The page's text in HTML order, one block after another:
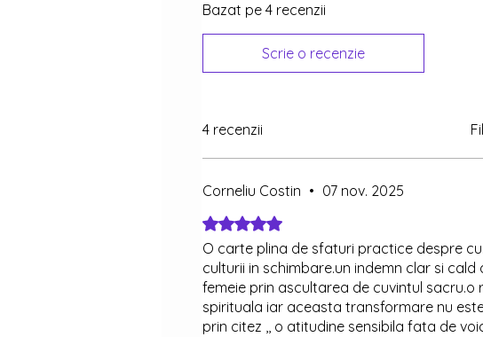
Bazat pe 4 recenzii
Scrie o recenzie
4 recenzii
Corneliu Costin • 07 nov. 2025
Evaluat(ă) cu 5 din 5 stele.
O carte plina de sfaturi practice despre
culturii in schimbare.un indemn clar si
femeie prin ascultarea de cuvintul
spirituala iar aceasta transformare nu
prin citez ,, o atitudine sensibila fata de